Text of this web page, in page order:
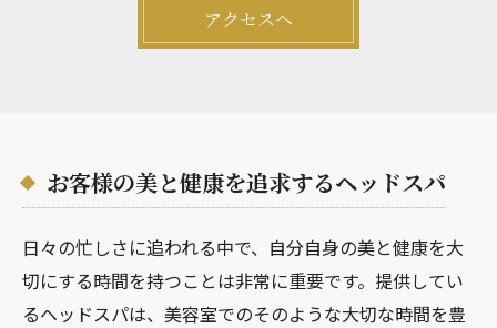
アクセスへ
お客様の美と健康を追求するヘッドスパ
日々の忙しさに追われる中で、自分自身の美と健康を大
切にする時間を持つことは非常に重要です。提供してい
るヘッドスパは、美容室でのそのような大切な時間を豊